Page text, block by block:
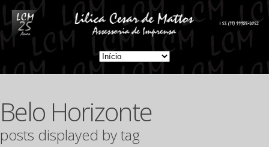
Belo Horizonte
posts displayed by tag